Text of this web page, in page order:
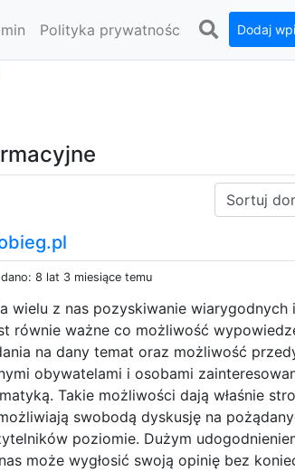
Polityka prywatnośc Dodaj
Sortuj:
8 lat 3 miesiące temu
wielu z nas pozyskiwanie wiarygodnych
równie ważne co możliwość
na dany temat oraz możliwość
obywatelami i osobami
Takie możliwości dają właśnie
swobodą dyskusję na
poziomie. Dużym
może wygłosić swoją opinię bez